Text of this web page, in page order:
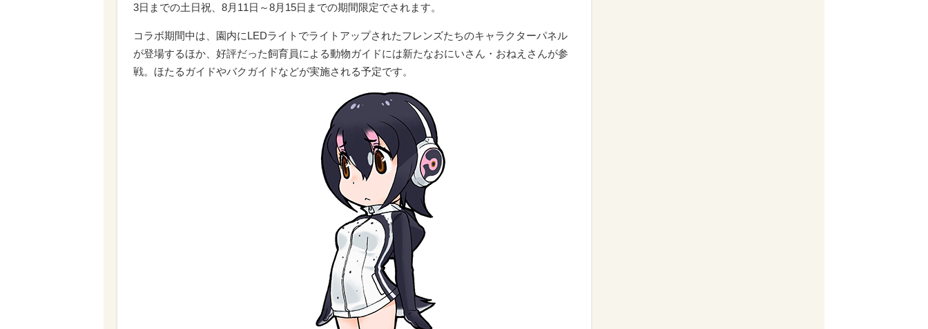
3日までの土日祝、8月11日～8月15日までの期間限定でされます。
コラボ期間中は、園内にLEDライトでライトアップされたフレンズたちのキャラクターパネル
が登場するほか、好評だった飼育員による動物ガイドには新たなおにいさん・おねえさんが参
戦。ほたるガイドやバクガイドなどが実施される予定です。